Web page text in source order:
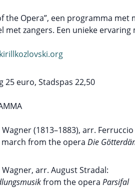
the Opera”, een programma
met zangers. Een unieke
25 euro, Stadspas 22,50
(1813–1883), arr.
march from the opera Die
Wagner, arr. August Stradal:
from the opera Parsifal